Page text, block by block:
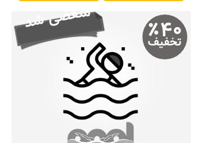
منقضی شد ۴۰٪
تخفیف